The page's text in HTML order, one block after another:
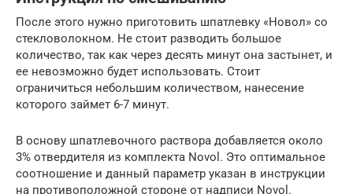
После этого нужно приготовить шпатлевку «Новол» со
стекловолокном. Не стоит разводить большое
количество, так как через десять минут она застынет, и
ее невозможно будет использовать. Стоит
ограничиться небольшим количеством, нанесение
которого займет 6-7 минут.
В основу шпатлевочного раствора добавляется около
3% отвердителя из комплекта Novol. Это оптимальное
соотношение и данный параметр указан в инструкции
на противоположной стороне от надписи Novol.